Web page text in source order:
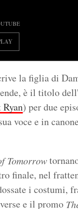
la figlia di
è il titolo
) per due
voce e in
Tomorrow
finale, nel
i costumi,
e il promo